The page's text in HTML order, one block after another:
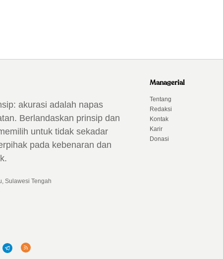
akurasi adalah napas
Berlandaskan prinsip dan
untuk tidak sekadar
pada kebenaran dan
Sulawesi Tengah
Managerial
Tentang
Redaksi
Kontak
Karir
Donasi